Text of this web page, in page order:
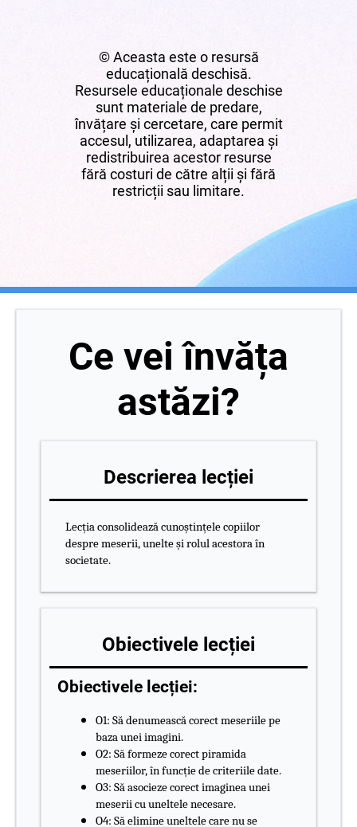
© Aceasta este o resursă
educațională deschisă.
Resursele educaționale deschise
sunt materiale de predare,
învățare și cercetare, care permit
accesul, utilizarea, adaptarea și
redistribuirea acestor resurse
fără costuri de către alții și fără
restricții sau limitare.
Ce vei învăța
astăzi?
Descrierea lecției
Lecția consolidează cunoștințele copiilor
despre meserii, unelte și rolul acestora în
societate.
Obiectivele lecției
Obiectivele lecției:
O1: Să denumească corect meseriile pe
baza unei imagini.
O2: Să formeze corect piramida
meseriilor, în funcție de criteriile date.
O3: Să asocieze corect imaginea unei
meserii cu uneltele necesare.
O4: Să elimine uneltele care nu se